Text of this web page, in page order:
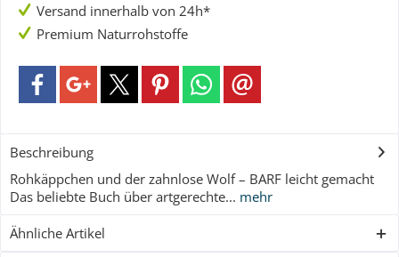
Versand innerhalb von 24h*
Premium Naturrohstoffe
Beschreibung
Rohkäppchen und der zahnlose Wolf – BARF leicht gemacht
Das beliebte Buch über artgerechte... mehr
Ähnliche Artikel